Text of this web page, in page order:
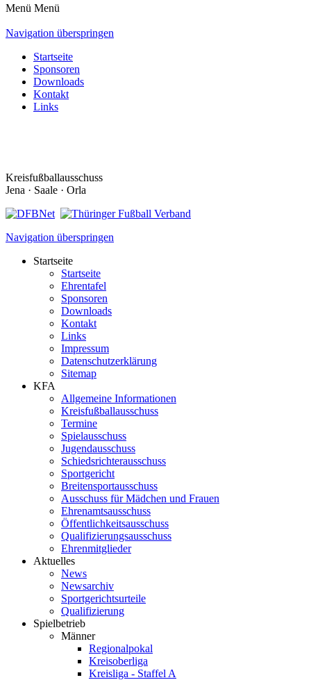
Menü Menü
Navigation überspringen
Startseite
Sponsoren
Downloads
Kontakt
Links
Kreisfußballausschuss
Jena · Saale · Orla
Navigation überspringen
Startseite
Startseite
Ehrentafel
Sponsoren
Downloads
Kontakt
Links
Impressum
Datenschutzerklärung
Sitemap
KFA
Allgemeine Informationen
Kreisfußballausschuss
Termine
Spielausschuss
Jugendausschuss
Schiedsrichterausschuss
Sportgericht
Breitensportausschuss
Ausschuss für Mädchen und Frauen
Ehrenamtsausschuss
Öffentlichkeitsausschuss
Qualifizierungsausschuss
Ehrenmitglieder
Aktuelles
News
Newsarchiv
Sportgerichtsurteile
Qualifizierung
Spielbetrieb
Männer
Regionalpokal
Kreisoberliga
Kreisliga - Staffel A